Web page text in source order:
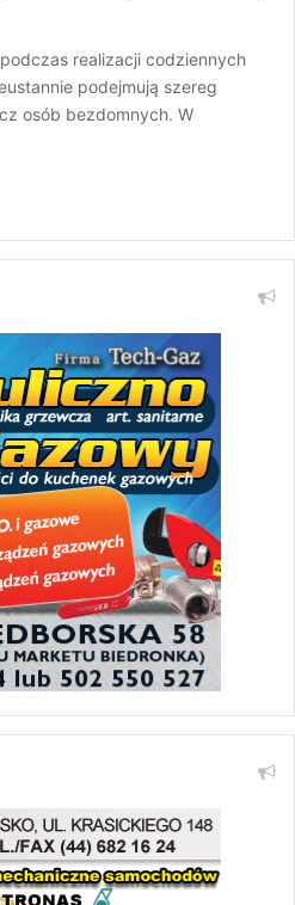
realizacji codziennych
podejmują szereg
osób bezdomnych. W